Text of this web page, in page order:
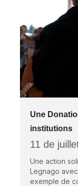
Une
institutions
11 de
Une action
Legnago
exemple de